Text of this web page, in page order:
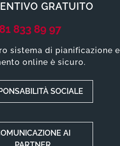
GRATUITO
833 89 97
sistema di pianificazione e
online è sicuro.
SOCIALE
AI